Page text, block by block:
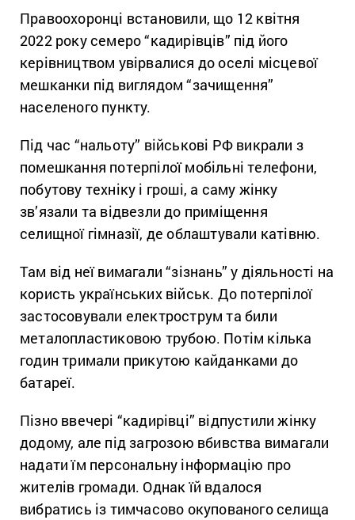
Правоохоронці встановили, що 12 квітня
2022 року семеро “кадирівців” під його
керівництвом увірвалися до оселі місцевої
мешканки під виглядом “зачищення”
населеного пункту.
Під час “нальоту” військові РФ викрали з
помешкання потерпілої мобільні телефони,
побутову техніку і гроші, а саму жінку
зв’язали та відвезли до приміщення
селищної гімназії, де облаштували катівню.
Там від неї вимагали “зізнань” у діяльності на
користь українських військ. До потерпілої
застосовували електрострум та били
металопластиковою трубою. Потім кілька
годин тримали прикутою кайданками до
батареї.
Пізно ввечері “кадирівці” відпустили жінку
додому, але під загрозою вбивства вимагали
надати їм персональну інформацію про
жителів громади. Однак їй вдалося
вибратись із тимчасово окупованого селища